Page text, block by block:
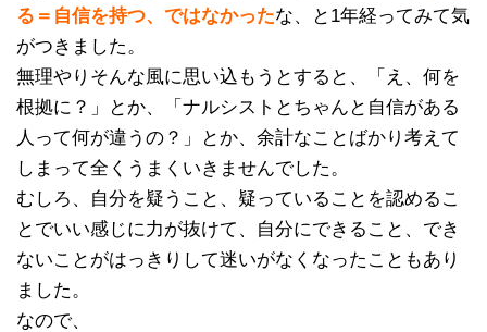
る＝自信を持つ、ではなかったな、と1年経ってみて気
がつきました。
無理やりそんな風に思い込もうとすると、「え、何を
根拠に？」とか、「ナルシストとちゃんと自信がある
人って何が違うの？」とか、余計なことばかり考えて
しまって全くうまくいきませんでした。
むしろ、自分を疑うこと、疑っていることを認めるこ
とでいい感じに力が抜けて、自分にできること、でき
ないことがはっきりして迷いがなくなったこともあり
ました。
なので、